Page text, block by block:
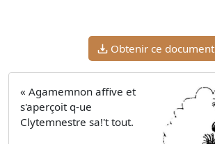
Obtenir ce document
« Agamemnon affive et
s'aperçoit q-ue
Clytemnestre sa!'t tout.